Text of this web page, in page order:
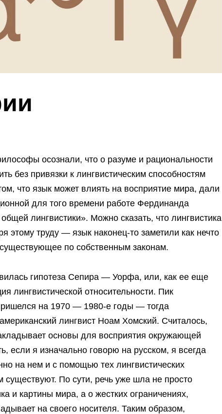
осознали, что о разуме и рациональности
без привязки к лингвистическим способностям
что язык может влиять на восприятие мира, дали
для того времени работе Фердинанда
лингвистики». Можно сказать, что лингвистика
этому труду — язык наконец-то заметили как нечто
по собственным законам.
гипотеза Сепира — Уорфа, или, как ее еще
лингвистической относительности. Пик
на 1970 — 1980-е годы — тогда
лингвист Ноам Хомский. Считалось,
основы для восприятия окружающей
если я изначально говорю на русском, я всегда
на нем и с помощью тех лингвистических
существуют. По сути, речь уже шла не просто
и картины мира, а о жестких ограничениях,
на своего носителя. Таким образом,